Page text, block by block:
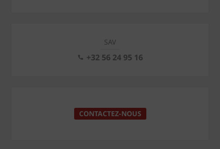
SAV
+32 56 24 95 16
CONTACTEZ-NOUS